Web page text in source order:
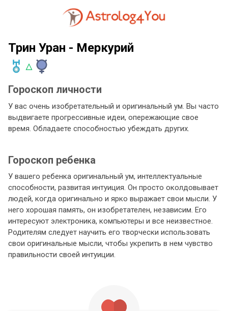
Трин Уран - Меркурий
Гороскоп личности
У вас очень изобретательный и оригинальный ум. Вы часто
выдвигаете прогрессивные идеи, опережающие свое
время. Обладаете способностью убеждать других.
Гороскоп ребенка
У вашего ребенка оригинальный ум, интеллектуальные
способности, развитая интуиция. Он просто околдовывает
людей, когда оригинально и ярко выражает свои мысли. У
него хорошая память, он изобретателен, независим. Его
интересуют электроника, компьютеры и все неизвестное.
Родителям следует научить его творчески использовать
свои оригинальные мысли, чтобы укрепить в нем чувство
правильности своей интуиции.